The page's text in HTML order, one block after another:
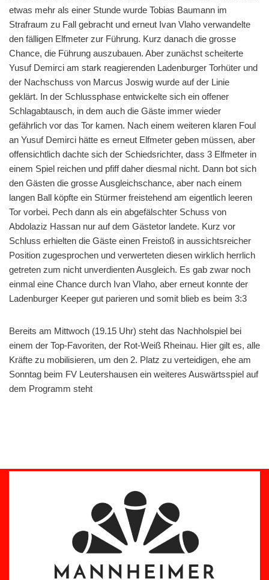
etwas mehr als einer Stunde wurde Tobias Baumann im
Strafraum zu Fall gebracht und erneut Ivan Vlaho verwandelte
den fälligen Elfmeter zur Führung. Kurz danach die grosse
Chance, die Führung auszubauen. Aber zunächst scheiterte
Yusuf Demirci am stark reagierenden Ladenburger Torhüter und
der Nachschuss von Marcus Joswig wurde auf der Linie
geklärt. In der Schlussphase entwickelte sich ein offener
Schlagabtausch, in dem auch die Gäste immer wieder
gefährlich vor das Tor kamen. Nach einem weiteren klaren Foul
an Yusuf Demirci hätte es erneut Elfmeter geben müssen, aber
offensichtlich dachte sich der Schiedsrichter, dass 3 Elfmeter in
einem Spiel reichen und pfiff daher diesmal nicht. Dann bot sich
den Gästen die grosse Ausgleichschance, aber nach einem
langen Ball köpfte ein Stürmer freistehend am eigentlich leeren
Tor vorbei. Pech dann als ein abgefälschter Schuss von
Abdolaziz Hassan nur auf dem Gästetor landete. Kurz vor
Schluss erhielten die Gäste einen Freistoß in aussichtsreicher
Position zugesprochen und verwerteten diesen wirklich herrlich
getreten zum nicht unverdienten Ausgleich. Es gab zwar noch
einmal eine Chance durch Ivan Vlaho, aber erneut konnte der
Ladenburger Keeper gut parieren und somit blieb es beim 3:3
Bereits am Mittwoch (19.15 Uhr) steht das Nachholspiel bei
einem der Top-Favoriten, der Rot-Weiß Rheinau. Hier gilt es, alle
Kräfte zu mobilisieren, um den 2. Platz zu verteidigen, ehe am
Sonntag beim FV Leutershausen ein weiteres Auswärtsspiel auf
dem Programm steht